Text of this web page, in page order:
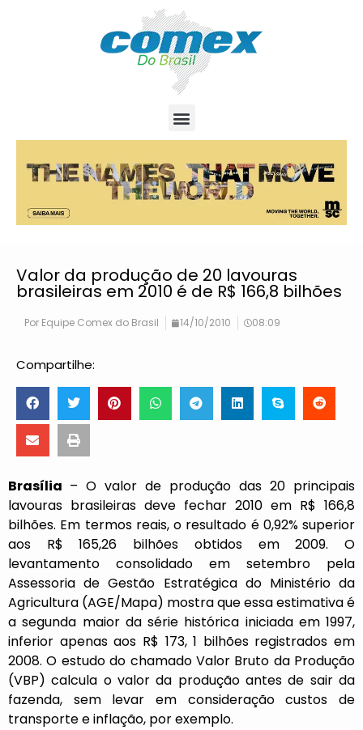
Valor da produção de 20 lavouras
brasileiras em 2010 é de R$ 166,8 bilhões
Por Equipe Comex do Brasil 14/10/2010 08:09
Compartilhe:
Brasília – O valor de produção das 20 principais
lavouras brasileiras deve fechar 2010 em R$ 166,8
bilhões. Em termos reais, o resultado é 0,92% superior
aos R$ 165,26 bilhões obtidos em 2009. O
levantamento consolidado em setembro pela
Assessoria de Gestão Estratégica do Ministério da
Agricultura (AGE/Mapa) mostra que essa estimativa é
a segunda maior da série histórica iniciada em 1997,
inferior apenas aos R$ 173, 1 bilhões registrados em
2008. O estudo do chamado Valor Bruto da Produção
(VBP) calcula o valor da produção antes de sair da
fazenda, sem levar em consideração custos de
transporte e inflação, por exemplo.